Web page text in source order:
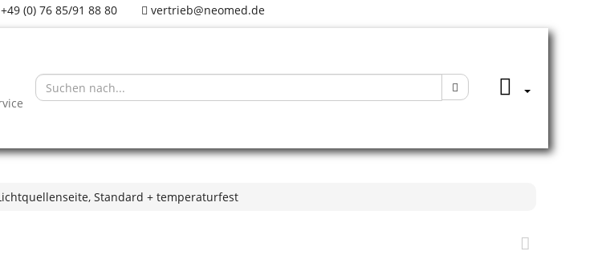
+49 (0) 76 85/91 88 80 vertrieb@neomed.de
Standard + temperaturfest